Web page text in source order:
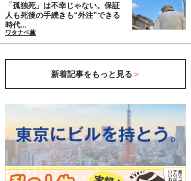
「孤独死」は不幸じゃない。保証
人も死後の手続きも“外注”できる
時代...
ワタナベ薫
新着記事をもっと見る